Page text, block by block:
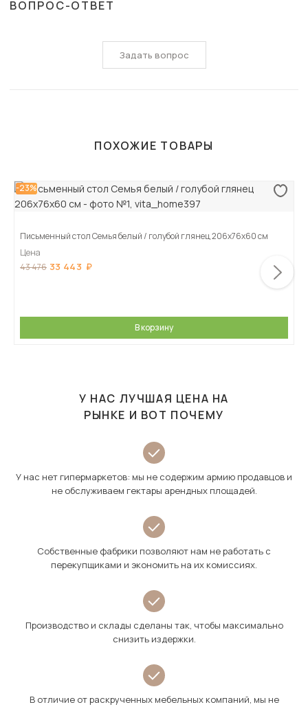
ВОПРОС-ОТВЕТ
Задать вопрос
ПОХОЖИЕ ТОВАРЫ
-23%
Письменный стол Семья белый / голубой глянец 206х76х60 см
Цена
43 476 33 443
В корзину
У НАС ЛУЧШАЯ ЦЕНА НА
РЫНКЕ И ВОТ ПОЧЕМУ
У нас нет гипермаркетов: мы не содержим армию продавцов и
не обслуживаем гектары арендных площадей.
Собственные фабрики позволяют нам не работать с
перекупщиками и экономить на их комиссиях.
Производство и склады сделаны так, чтобы максимально
снизить издержки.
В отличие от раскрученных мебельных компаний, мы не